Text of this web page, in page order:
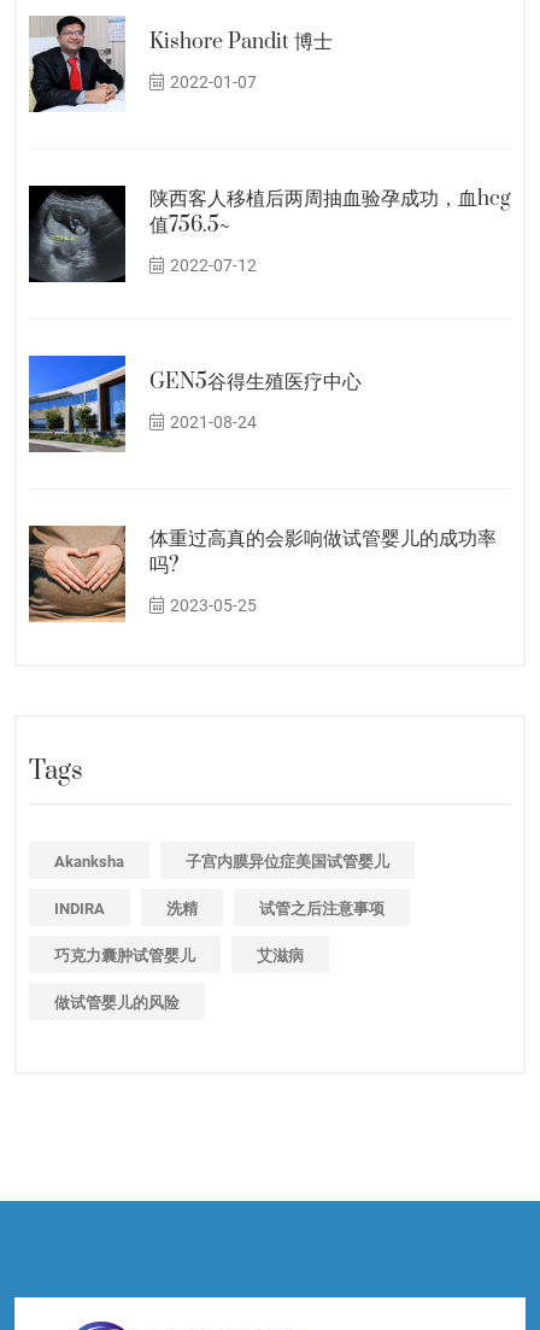
Kishore Pandit 博士
2022-01-07
陕西客人移植后两周抽血验孕成功，血hcg
值756.5~
2022-07-12
GEN5谷得生殖医疗中心
2021-08-24
体重过高真的会影响做试管婴儿的成功率
吗?
2023-05-25
Tags
Akanksha 子宫内膜异位症美国试管婴儿
INDIRA 洗精 试管之后注意事项
巧克力囊肿试管婴儿 艾滋病
做试管婴儿的风险